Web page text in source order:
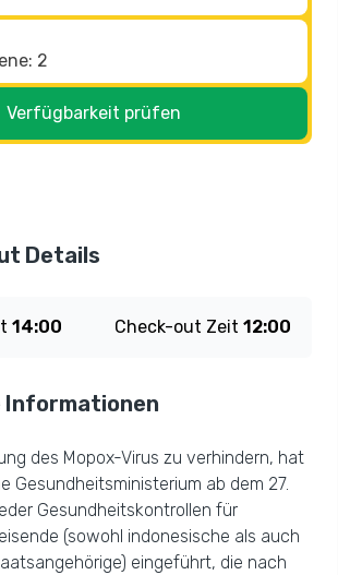
Verfügbarkeit prüfen
Details
14:00 Check-out Zeit 12:00
Informationen
des Mopox-Virus zu verhindern, hat
Gesundheitsministerium ab dem 27.
Gesundheitskontrollen für
(sowohl indonesische als auch
eingeführt, die nach